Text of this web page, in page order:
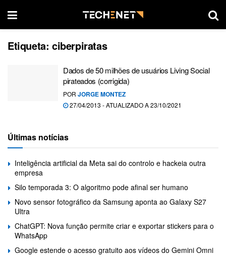
Etiqueta: ciberpiratas
Dados de 50 milhões de usuários Living Social
pirateados (corrigida)
POR JORGE MONTEZ
27/04/2013 - ATUALIZADO A 23/10/2021
Últimas notícias
Inteligência artificial da Meta sai do controlo e hackeia outra
empresa
Silo temporada 3: O algoritmo pode afinal ser humano
Novo sensor fotográfico da Samsung aponta ao Galaxy S27
Ultra
ChatGPT: Nova função permite criar e exportar stickers para o
WhatsApp
Google estende o acesso gratuito aos vídeos do Gemini Omni